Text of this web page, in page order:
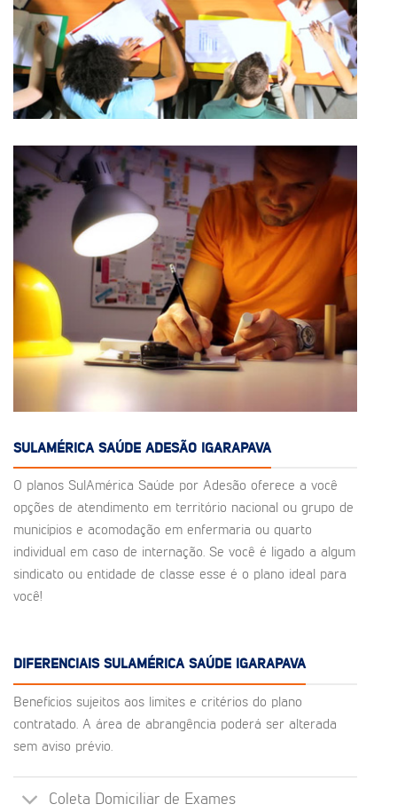
SULAMÉRICA SAÚDE ADESÃO IGARAPAVA
O planos SulAmérica Saúde por Adesão oferece a você
opções de atendimento em território nacional ou grupo de
municípios e acomodação em enfermaria ou quarto
individual em caso de internação. Se você é ligado a algum
sindicato ou entidade de classe esse é o plano ideal para
você!
DIFERENCIAIS SULAMÉRICA SAÚDE IGARAPAVA
Benefícios sujeitos aos limites e critérios do plano
contratado. A área de abrangência poderá ser alterada
sem aviso prévio.
Coleta Domiciliar de Exames